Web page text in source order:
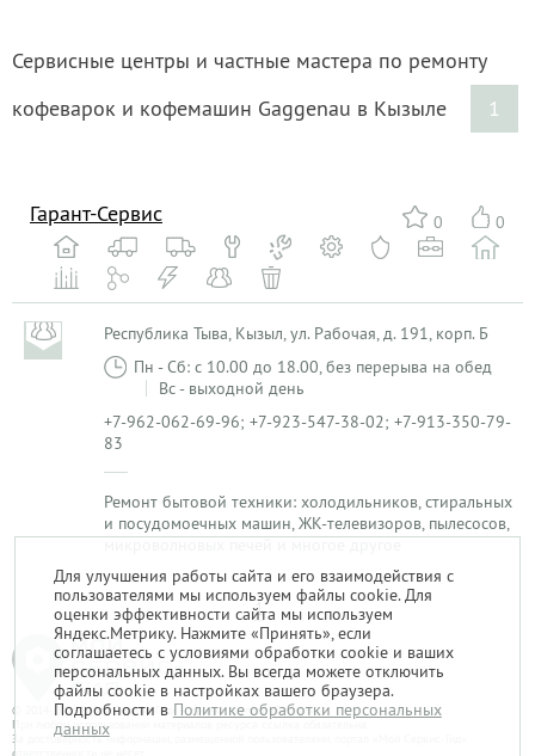
Сервисные центры и частные мастера по ремонту
кофеварок и кофемашин Gaggenau в Кызыле
1
0 0
Гарант-Сервис
Республика Тыва, Кызыл, ул. Рабочая, д. 191, корп. Б
Пн - Сб: с 10.00 до 18.00, без перерыва на обед
Вс - выходной день
+7-962-062-69-96; +7-923-547-38-02; +7-913-350-79-
83
Ремонт бытовой техники: холодильников, стиральных
и посудомоечных машин, ЖК-телевизоров, пылесосов,
микроволновых печей и многое другое
1
© 2014-2026. «Мой Сервис-Гид» – проект группы «Текарт».
При любом использовании материалов ресурса ссылка обязательна.
За достоверность информации, размещенной пользователями, портал «Мой Сервис-Гид»
Для улучшения работы сайта и его взаимодействия с
пользователями мы используем файлы cookie. Для
оценки эффективности сайта мы используем
Яндекс.Метрику. Нажмите «Принять», если
соглашаетесь с условиями обработки cookie и ваших
персональных данных. Вы всегда можете отключить
файлы cookie в настройках вашего браузера.
Подробности в Политике обработки персональных
данных